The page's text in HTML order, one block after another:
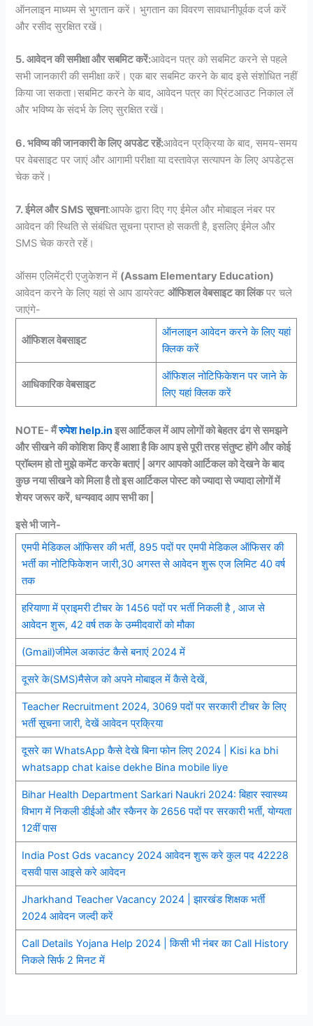
ऑनलाइन माध्यम से भुगतान करें। भुगतान का विवरण सावधानीपूर्वक दर्ज करें
और रसीद सुरक्षित रखें।
5. आवेदन की समीक्षा और सबमिट करें:आवेदन पत्र को सबमिट करने से पहले
सभी जानकारी की समीक्षा करें। एक बार सबमिट करने के बाद इसे संशोधित नहीं
किया जा सकता।सबमिट करने के बाद, आवेदन पत्र का प्रिंटआउट निकाल लें
और भविष्य के संदर्भ के लिए सुरक्षित रखें।
6. भविष्य की जानकारी के लिए अपडेट रहें:आवेदन प्रक्रिया के बाद, समय-समय
पर वेबसाइट पर जाएं और आगामी परीक्षा या दस्तावेज़ सत्यापन के लिए अपडेट्स
चेक करें।
7. ईमेल और SMS सूचना:आपके द्वारा दिए गए ईमेल और मोबाइल नंबर पर
आवेदन की स्थिति से संबंधित सूचना प्राप्त हो सकती है, इसलिए ईमेल और
SMS चेक करते रहें।
ऑसम एलिमेंट्री एजुकेशन में (Assam Elementary Education)
आवेदन करने के लिए यहां से आप डायरेक्टऑफिशल वेबसाइट का लिंकपर चले
जाएंगे-
ऑफिशल वेबसाइट
ऑनलाइन आवेदन करने के लिए यहां
क्लिक करें
आधिकारिक वेबसाइट
ऑफिशल नोटिफिकेशन पर जाने के
लिए यहां क्लिक करें
NOTE- मैंरुपेश help.inइस आर्टिकल में आप लोगों को बेहतर ढंग से समझने
और सीखने की कोशिश किए हैं आशा है कि आप इसे पूरी तरह संतुष्ट होंगे और कोई
प्रॉब्लम हो तो मुझे कमेंट करके बताएं | अगर आपको आर्टिकल को देखने के बाद
कुछ नया सीखने को मिला है तो इस आर्टिकल पोस्ट को ज्यादा से ज्यादा लोगों में
शेयर जरूर करें, धन्यवाद आप सभी का |
इसे भी जाने-
एमपी मेडिकल ऑफिसर की भर्ती, 895 पदों पर एमपी मेडिकल ऑफिसर की
भर्ती का नोटिफिकेशन जारी,30 अगस्त से आवेदन शुरू एज लिमिट 40 वर्ष
तक
हरियाणा में प्राइमरी टीचर के 1456 पदों पर भर्ती निकली है , आज से
आवेदन शुरू, 42 वर्ष तक के उम्मीदवारों को मौका
(Gmail)जीमेल अकाउंट कैसे बनाएं 2024 में
दूसरे के(SMS)मैसेज को अपने मोबाइल में कैसे देखें,
Teacher Recruitment 2024, 3069 पदों पर सरकारी टीचर के लिए
भर्ती सूचना जारी, देखें आवेदन प्रक्रिया
दूसरे का WhatsApp कैसे देखे बिना फोन लिए 2024 | Kisi ka bhi
whatsapp chat kaise dekhe Bina mobile liye
Bihar Health Department Sarkari Naukri 2024: बिहार स्वास्थ्य
विभाग में निकली डीईओ और स्कैनर के 2656 पदों पर सरकारी भर्ती, योग्यता
12वीं पास
India Post Gds vacancy 2024 आवेदन शुरू करे कुल पद 42228
दसवी पास आइसे करे आवेदन
Jharkhand Teacher Vacancy 2024 | झारखंड शिक्षक भर्ती
2024 आवेदन जल्दी करें
Call Details Yojana Help 2024 | किसी भी नंबर का Call History
निकले सिर्फ 2 मिनट में